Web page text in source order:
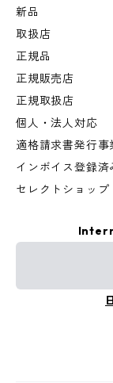
新品
取扱店
正規品
正規販売店
正規取扱店
個人・法人対応
適格請求書発行事
インボイス登録済
セレクトショップ